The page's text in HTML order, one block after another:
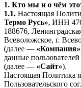
1. Кто мы и о чём
1.1. Настоящая
Термо Русь», ИНН
188676,
Всеволожское, г.
(далее —
данные пользователей
(далее — «Сайт»).
Настоящая Политика
Пользовательского